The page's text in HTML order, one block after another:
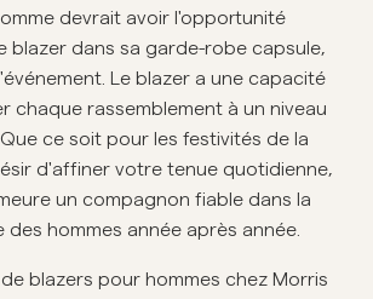
vestes
devrait avoir l'opportunité
blazer dans sa garde-robe capsule,
Le blazer a une capacité
chaque rassemblement à un niveau
ce soit pour les festivités de la
d'affiner votre tenue quotidienne,
un compagnon fiable dans la
des hommes année après année.
blazers pour hommes chez Morris